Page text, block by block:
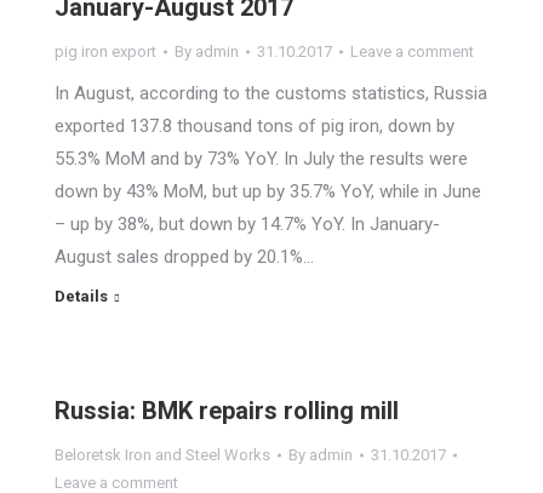
January-August 2017
pig iron export By admin 31.10.2017 Leave a comment
In August, according to the customs statistics, Russia
exported 137.8 thousand tons of pig iron, down by
55.3% MoM and by 73% YoY. In July the results were
down by 43% MoM, but up by 35.7% YoY, while in June
– up by 38%, but down by 14.7% YoY. In January-
August sales dropped by 20.1%…
Details
Russia: BMK repairs rolling mill
Beloretsk Iron and Steel Works By admin
31.10.2017
Leave a comment